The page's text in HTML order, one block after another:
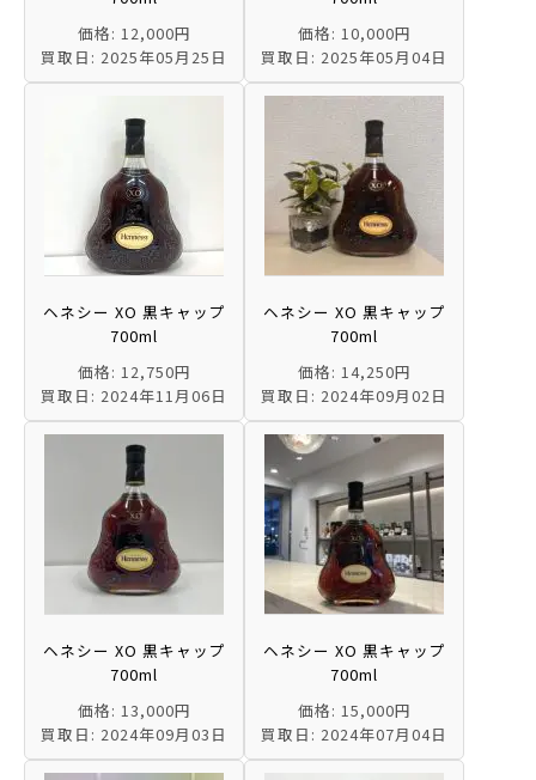
価格: 12,000円
買取日: 2025年05月25日
価格: 10,000円
買取日: 2025年05月04日
ヘネシー XO 黒キャップ
700ml
価格: 12,750円
買取日: 2024年11月06日
ヘネシー XO 黒キャップ
700ml
価格: 14,250円
買取日: 2024年09月02日
ヘネシー XO 黒キャップ
700ml
価格: 13,000円
買取日: 2024年09月03日
ヘネシー XO 黒キャップ
700ml
価格: 15,000円
買取日: 2024年07月04日